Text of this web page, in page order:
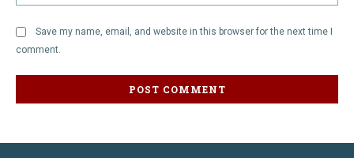
Save my name, email, and website in this browser for the next time I
comment.